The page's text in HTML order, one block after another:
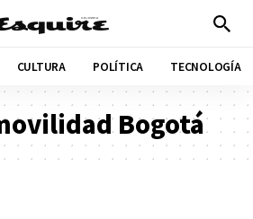
CULTURA POLÍTICA TECNOLOGÍA
Bogotá